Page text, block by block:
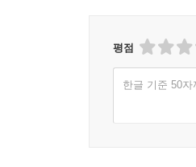
평점
한글 기준 50